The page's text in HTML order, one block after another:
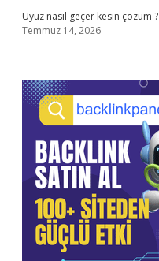
Uyuz nasıl geçer kesin çözüm ?
Temmuz 14, 2026